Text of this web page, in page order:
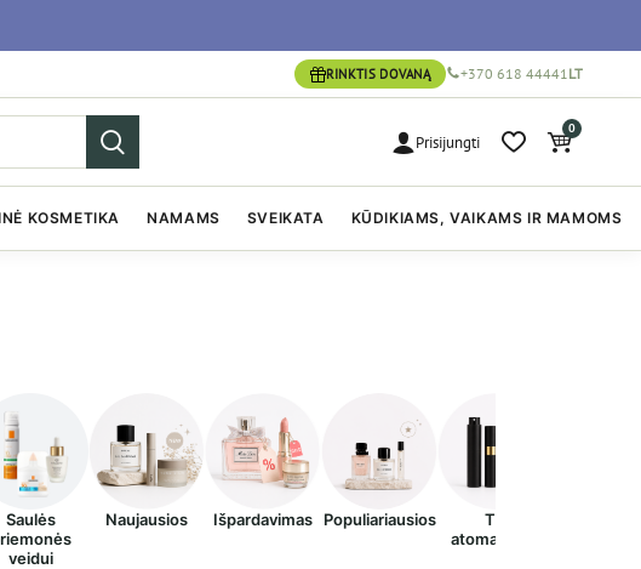
RINKTIS DOVANĄ +370 618 44441LT
Prisijungti
0
KOSMETIKA NAMAMS SVEIKATA KŪDIKIAMS, VAIKAMS IR MAMOMS
Saulės
veidui
Naujausios Išpardavimas Populiariausios
Tik
atomaizeriai